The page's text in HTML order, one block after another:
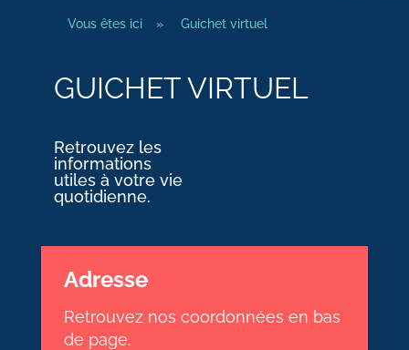
Vous êtes ici » Guichet virtuel
GUICHET VIRTUEL
Retrouvez les
informations
utiles à votre vie
quotidienne.
Adresse
Retrouvez nos coordonnées en bas
de page.